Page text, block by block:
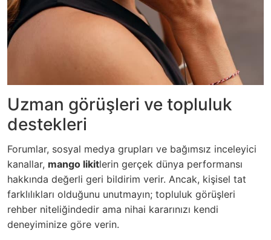
Uzman görüşleri ve topluluk
destekleri
Forumlar, sosyal medya grupları ve bağımsız inceleyici
kanallar, mango likitlerin gerçek dünya performansı
hakkında değerli geri bildirim verir. Ancak, kişisel tat
farklılıkları olduğunu unutmayın; topluluk görüşleri
rehber niteliğindedir ama nihai kararınızı kendi
deneyiminize göre verin.